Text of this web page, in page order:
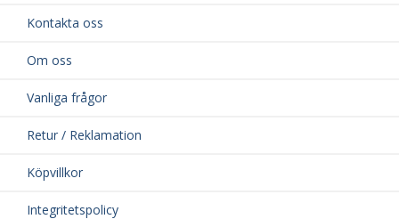
Kontakta oss
Om oss
Vanliga frågor
Retur / Reklamation
Köpvillkor
Integritetspolicy